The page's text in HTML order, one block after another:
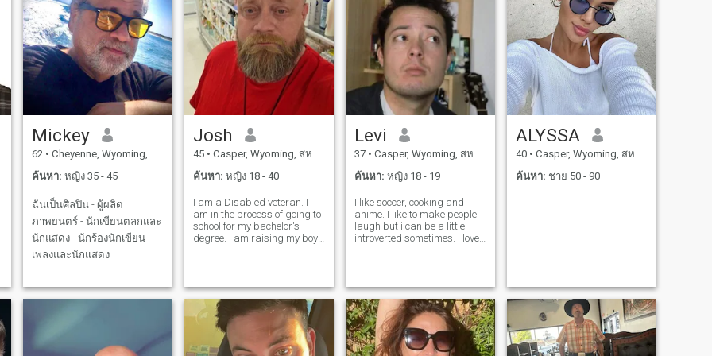
Mickey
62 • Cheyenne, Wyoming, สหรัฐอเมริกา
ค้นหา: หญิง 35 - 45
ฉันเป็นศิลปิน - ผู้ผลิต
ภาพยนตร์ - นักเขียนตลกและ
นักแสดง - นักร้องนักเขียน
เพลงและนักแสดง
Josh
45 • Casper, Wyoming, สหรัฐอเมริกา
ค้นหา: หญิง 18 - 40
I am a Disabled veteran. I
am in the process of going to
school for my bachelor's
degree. I am raising my boys
honesty loyalty and respect.
Levi
37 • Casper, Wyoming, สหรัฐอเมริกา
ค้นหา: หญิง 18 - 19
I like soccer, cooking and
anime. I like to make people
laugh but i can be a little
introverted sometimes. I love
ALYSSA
40 • Casper, Wyoming, สหรัฐอเมริกา
ค้นหา: ชาย 50 - 90